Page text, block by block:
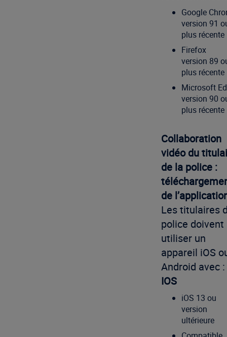
Google
version 91
plus récente
Firefox
version 89
plus récente
Microsoft
version 90
plus récente
Collaboration
vidéo du
de la police :
de
Les titulaires
police doivent
utiliser un
appareil iOS
Android avec :
IOS
iOS 13 ou
version
ultérieure